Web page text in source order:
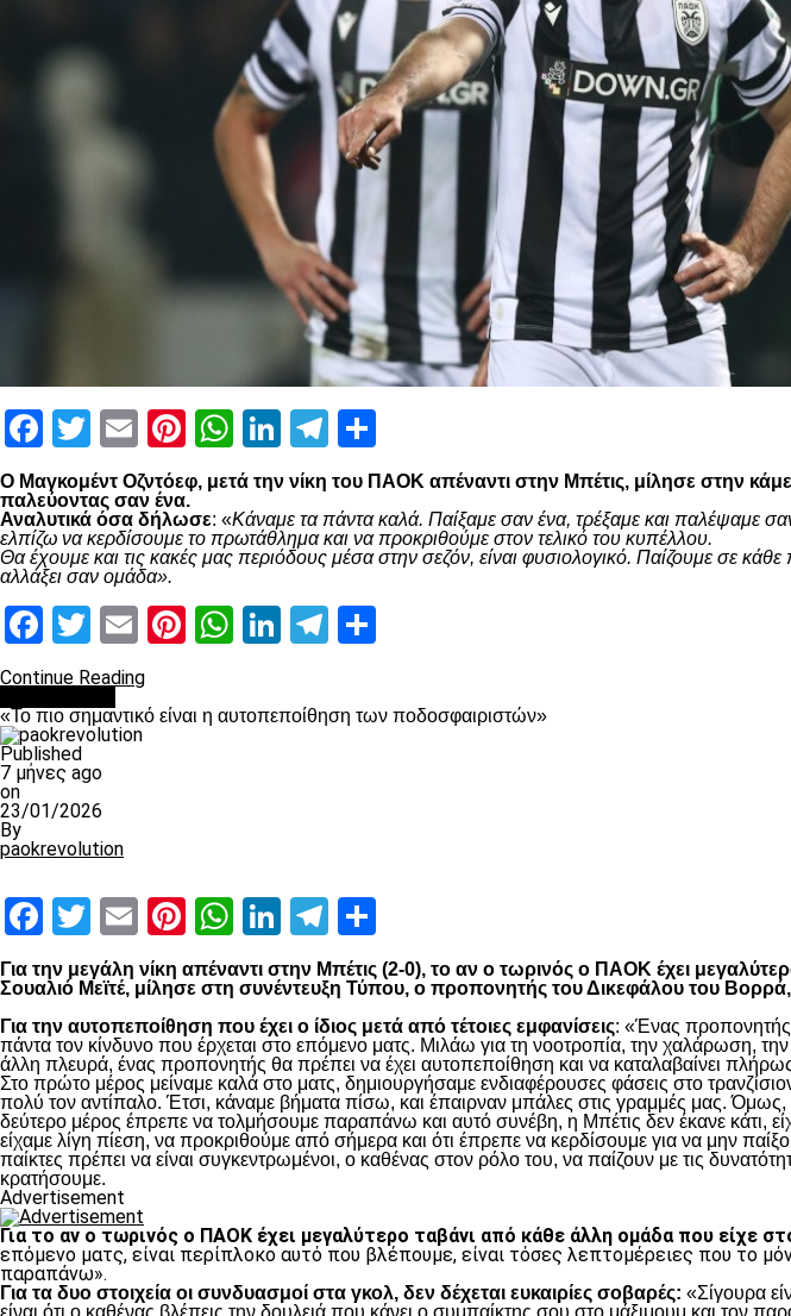
Facebook
Twitter
EmailPinterest
WhatsApp
LinkedIn
Telegram
Ο Μαγκομέντ Οζντόεφ, μετά την νίκη του ΠΑΟΚ απέναντι στην Μπέτις, μίλησε στην
παλεύοντας σαν ένα.
Αναλυτικά όσα δήλωσε: «Κάναμε τα πάντα καλά. Παίξαμε σαν ένα, τρέξαμε και παλέψαμε
ελπίζω να κερδίσουμε το πρωτάθλημα και να προκριθούμε στον τελικό του κυπέλλου.
Θα έχουμε και τις κακές μας περιόδους μέσα στην σεζόν, είναι φυσιολογικό. Παίζουμε σε
αλλάξει σαν ομάδα».
Facebook
Twitter
EmailPinterest
WhatsApp
LinkedIn
Telegram
Continue Reading
«Το πιο σημαντικό είναι η αυτοπεποίθηση των ποδοσφαιριστών»
Published
7 μήνες ago
on
23/01/2026
By
paokrevolution
Facebook
Twitter
EmailPinterest
WhatsApp
LinkedIn
Telegram
Για την μεγάλη νίκη απέναντι στην Μπέτις (2-0), το αν ο τωρινός ο ΠΑΟΚ έχει
Σουαλιό Μεϊτέ, μίλησε στη συνέντευξη Τύπου, ο προπονητής του Δικεφάλου του
Για την αυτοπεποίθηση που έχει ο ίδιος μετά από τέτοιες εμφανίσεις: «Ένας προπονητής
πάντα τον κίνδυνο που έρχεται στο επόμενο ματς. Μιλάω για τη νοοτροπία, την χαλάρωση,
άλλη πλευρά, ένας προπονητής θα πρέπει να έχει αυτοπεποίθηση και να καταλαβαίνει
Στο πρώτο μέρος μείναμε καλά στο ματς, δημιουργήσαμε ενδιαφέρουσες φάσεις στο
πολύ τον αντίπαλο. Έτσι, κάναμε βήματα πίσω, και έπαιρναν μπάλες στις γραμμές μας.
δεύτερο μέρος έπρεπε να τολμήσουμε παραπάνω και αυτό συνέβη, η Μπέτις δεν έκανε κάτι,
είχαμε λίγη πίεση, να προκριθούμε από σήμερα και ότι έπρεπε να κερδίσουμε για να μην
παίκτες πρέπει να είναι συγκεντρωμένοι, ο καθένας στον ρόλο του, να παίζουν με τις
κρατήσουμε.
Advertisement
Για το αν ο τωρινός ο ΠΑΟΚ έχει μεγαλύτερο ταβάνι από κάθε άλλη ομάδα που είχε
επόμενο ματς, είναι περίπλοκο αυτό που βλέπουμε, είναι τόσες λεπτομέρειες που το
παραπάνω».
Για τα δυο στοιχεία οι συνδυασμοί στα γκολ, δεν δέχεται ευκαιρίες σοβαρές: «Σίγουρα
είναι ότι ο καθένας βλέπεις την δουλειά που κάνει ο συμπαίκτης σου στο μάξιμουμ και τον